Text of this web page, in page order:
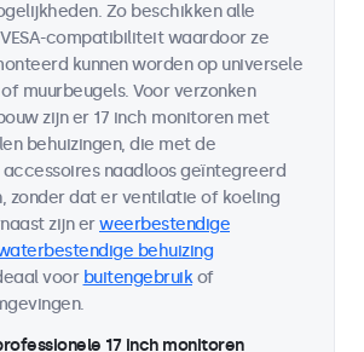
Zo beschikken alle
compatibiliteit waardoor ze
kunnen worden op universele
muurbeugels. Voor verzonken
zijn er 17 inch monitoren met
behuizingen, die met de
naadloos geïntegreerd
zonder dat er ventilatie of koeling
zijn erweerbestendige
behuizing
voor buitengebruikof
17 inch monitoren